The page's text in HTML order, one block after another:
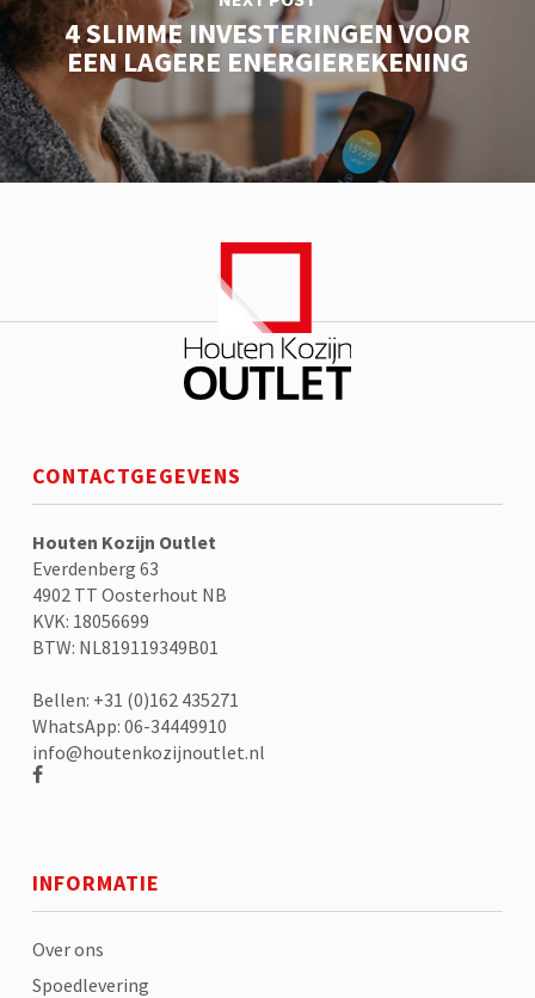
4 SLIMME INVESTERINGEN VOOR
EEN LAGERE ENERGIEREKENING
CONTACTGEGEVENS
Houten Kozijn Outlet
Everdenberg 63
4902 TT Oosterhout NB
KVK: 18056699
BTW: NL819119349B01
Bellen: +31 (0)162 435271
WhatsApp: 06-34449910
info@houtenkozijnoutlet.nl
INFORMATIE
Over ons
Spoedlevering